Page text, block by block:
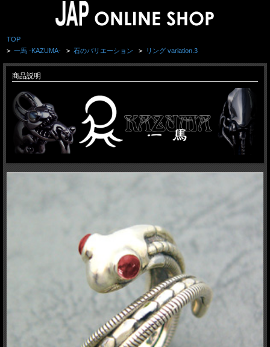
TOP
> 一馬 -KAZUMA- > 石のバリエーション > リング variation.3
商品説明